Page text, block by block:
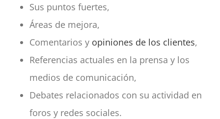
Sus puntos fuertes,
Áreas de mejora,
Comentarios y opiniones de los clientes,
Referencias actuales en la prensa y los
medios de comunicación,
Debates relacionados con su actividad en
foros y redes sociales.